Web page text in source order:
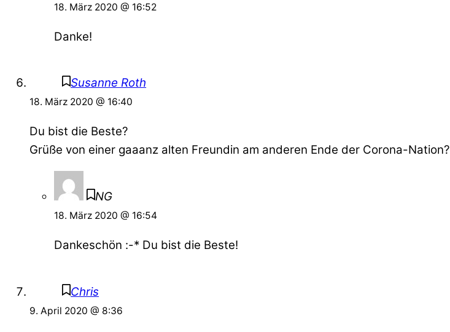
18. März 2020 @ 16:52
Danke!
Susanne Roth
18. März 2020 @ 16:40
Du bist die Beste?
Grüße von einer gaaanz alten Freundin am anderen Ende der Corona-Nation?
NG
18. März 2020 @ 16:54
Dankeschön :-* Du bist die Beste!
Chris
9. April 2020 @ 8:36